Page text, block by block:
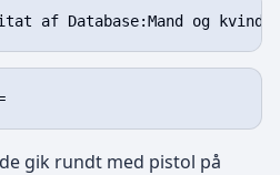
gik rundt med pistol på